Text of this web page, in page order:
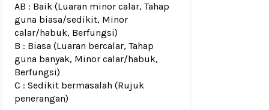
AB : Baik (Luaran minor calar, Tahap
guna biasa/sedikit, Minor
calar/habuk, Berfungsi)
B : Biasa (Luaran bercalar, Tahap
guna banyak, Minor calar/habuk,
Berfungsi)
C : Sedikit bermasalah (Rujuk
penerangan)